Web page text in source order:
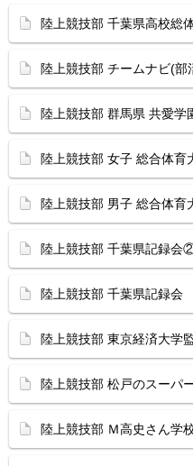
陸上競技部 千葉県高校総
陸上競技部 チームナビ(部
陸上競技部 群馬県 共愛学
陸上競技部 女子 総合体育
陸上競技部 男子 総合体育
陸上競技部 千葉県記録会
陸上競技部 千葉県記録会
陸上競技部 東京経済大学
陸上競技部 松戸のスーパ
陸上競技部 Ｍ高史さん学